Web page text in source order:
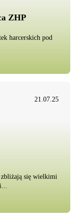
ZHP
harcerskich pod
21.07.25
zbliżają się wielkimi